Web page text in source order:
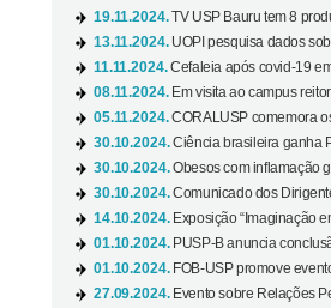
19.11.2024.TV USP Bauru tem 8
13.11.2024. UOPI pesquisa dados
11.11.2024.Cefaleia após covid-19
08.11.2024. Em visita ao campus
05.11.2024.CORALUSP comemora
30.10.2024.Ciência brasileira ganha
30.10.2024.Obesos com inflamação
30.10.2024.Comunicado dos
14.10.2024. Exposição “Imaginação
01.10.2024. PUSP-B anuncia
01.10.2024. FOB-USP promove
27.09.2024. Evento sobre Relações